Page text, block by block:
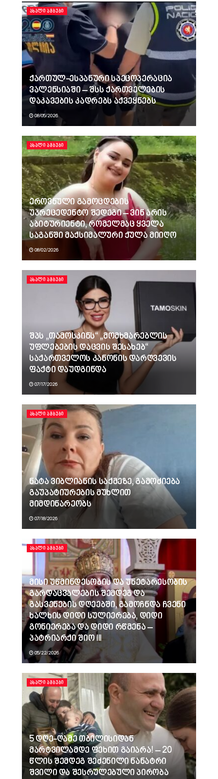
ᲐᲮᲐᲚᲘ ᲐᲛᲑᲔᲑᲘ
ქართულ-ესპანური სპეცოპერაცია
ვალენსიაში – შსს ქართველების
დაკავების კადრებს აქვეყნებს
08/05/2026
ᲐᲮᲐᲚᲘ ᲐᲛᲑᲔᲑᲘ
ეროვნული გამოცდების
უპრეცედენტო შედეგი – ვინ არის
აბიტურიენტი, რომელმაც ყველა
საგანში მაქსიმალური ქულა მიიღო
08/02/2026
ᲐᲮᲐᲚᲘ ᲐᲛᲑᲔᲑᲘ
შპს „თამოსკინს“ „მომხმარებლის
უფლებების დაცვის შესახებ“
საქართველოს კანონის დარღვევის
ფაქტი დაუდგინდა
07/17/2026
ᲐᲮᲐᲚᲘ ᲐᲛᲑᲔᲑᲘ
ნატა ვიბლიანის საქმეზე, გამოძიება
გაუპატიურების მუხლით
მიმდინარეობს
07/18/2026
ᲐᲮᲐᲚᲘ ᲐᲛᲑᲔᲑᲘ
მისი უწმინდესობის და უნეტარესობის
გარდაცვალების შემდეგ და
გასვენების დღეებში, გამოჩნდა ჩვენი
ხალხის დიდი სულიერება, დიდი
გონიერება და დიდი რწმენა –
პატრიარქი შიო III
05/22/2026
ᲐᲮᲐᲚᲘ ᲐᲛᲑᲔᲑᲘ
5 დღე-ღამე თბილისიდან
მარტვილამდე ფეხით გაიარა! – 20
წლის შემდეგ შეძენილი ნანატრი
შვილი და შესრულებული პირობა